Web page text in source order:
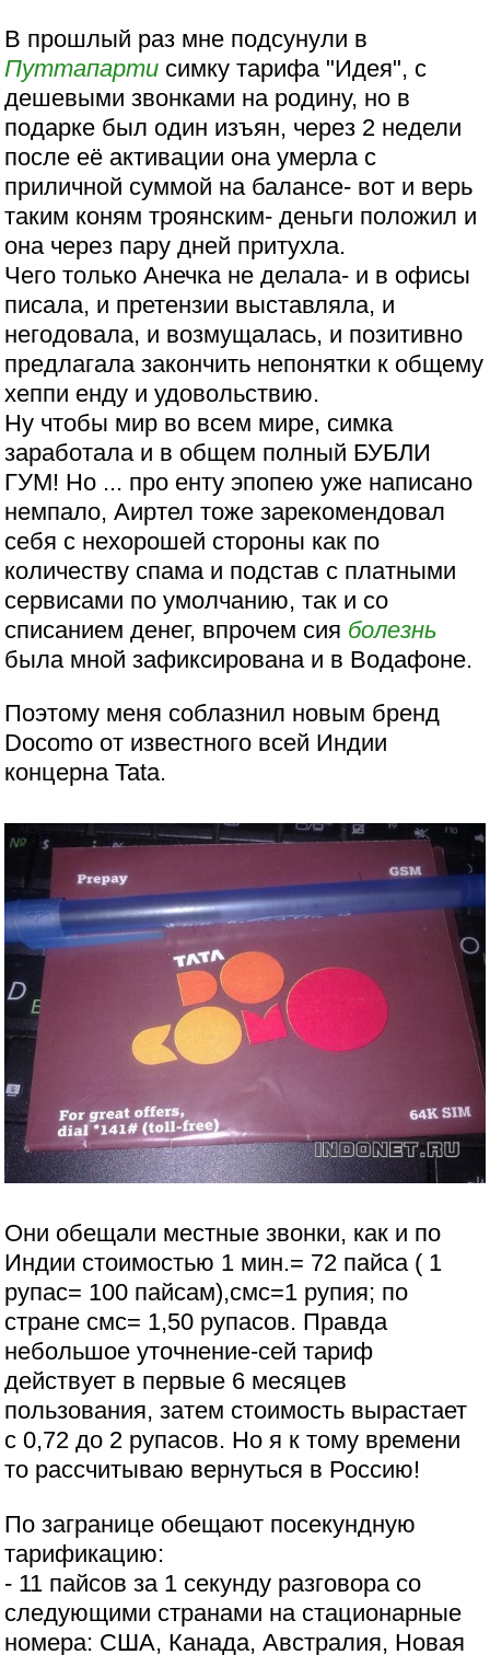
В прошлый раз мне подсунули в
Путтапарти симку тарифа "Идея", с
дешевыми звонками на родину, но в
подарке был один изъян, через 2 недели
после её активации она умерла с
приличной суммой на балансе- вот и верь
таким коням троянским- деньги положил и
она через пару дней притухла.
Чего только Анечка не делала- и в офисы
писала, и претензии выставляла, и
негодовала, и возмущалась, и позитивно
предлагала закончить непонятки к общему
хеппи енду и удовольствию.
Ну чтобы мир во всем мире, симка
заработала и в общем полный БУБЛИ
ГУМ! Но ... про енту эпопею уже написано
немпало, Аиртел тоже зарекомендовал
себя с нехорошей стороны как по
количеству спама и подстав с платными
сервисами по умолчанию, так и со
списанием денег, впрочем сия болезнь
была мной зафиксирована и в Водафоне.
Поэтому меня соблазнил новым бренд
Docomo от известного всей Индии
концерна Tata.
Они обещали местные звонки, как и по
Индии стоимостью 1 мин.= 72 пайса ( 1
рупас= 100 пайсам),смс=1 рупия; по
стране смс= 1,50 рупасов. Правда
небольшое уточнение-сей тариф
действует в первые 6 месяцев
пользования, затем стоимость вырастает
с 0,72 до 2 рупасов. Но я к тому времени
то рассчитываю вернуться в Россию!
По загранице обещают посекундную
тарификацию:
- 11 пайсов за 1 секунду разговора со
следующими странами на стационарные
номера: США, Канада, Австралия, Новая